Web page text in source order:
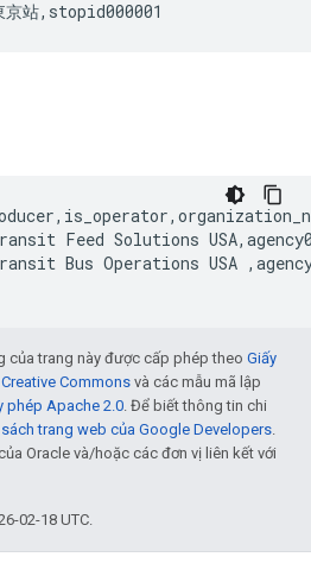
Feed Solutions
Bus Operations USA
của trang này được cấp phép theo Giấy
Commons và các mẫu mã lập
phép Apache 2.0. Để biết thông tin chi
sách trang web của Google Developers.
Oracle và/hoặc các đơn vị liên kết với
02-18 UTC.